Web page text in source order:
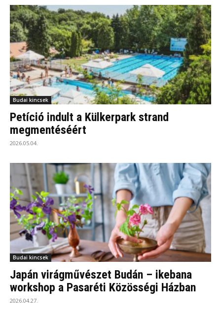
Budai kincsek
Petíció indult a Külkerpark strand
megmentéséért
2026.05.04.
Budai kincsek
Japán virágművészet Budán – ikebana
workshop a Pasaréti Közösségi Házban
2026.04.27.